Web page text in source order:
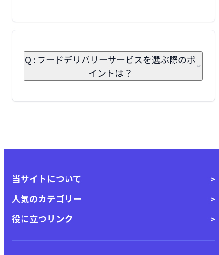
Q : フードデリバリーサービスを選ぶ際のポ
イントは？
当サイトについて
人気のカテゴリー
役に立つリンク